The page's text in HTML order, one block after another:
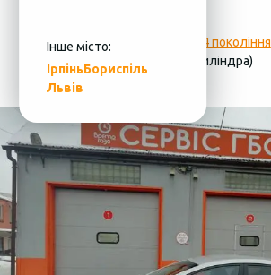
Інше місто:
ІрпіньБориспіль
Львів
Фотографії установки ГБО 4 покоління
Hyundai Elantra 1.8 2013 (4 циліндра)